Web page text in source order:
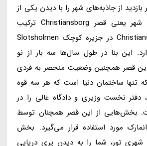
از جاذبه‌های شهر را با دیدن یکی از
مهم‌ترین مکان‌های شهر یعنی قصر Christiansborg ترکیب
می‌کند. قصر Christiansborg در جزیره کوچک Slotsholmen
این بنا در طول سال‌ها سه بار از نو
قصر همچنین وضعیت منحصر به فردی
تنها ساختمان دنیا است که هر سه قوه
دفتر نخست وزیری و دادگاه عالی را در
بخش‌هایی از این قصر همچنان توسط
مورد استفاده قرار می‌گیرد. بخش
شهری تور، شما را به دیدن پری دریایی